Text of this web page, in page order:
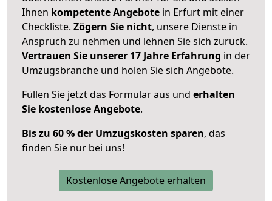
Ihnen kompetente Angebote in Erfurt mit einer
Checkliste. Zögern Sie nicht, unsere Dienste in
Anspruch zu nehmen und lehnen Sie sich zurück.
Vertrauen Sie unserer 17 Jahre Erfahrung in der
Umzugsbranche und holen Sie sich Angebote.
Füllen Sie jetzt das Formular aus und erhalten
Sie kostenlose Angebote.
Bis zu 60 % der Umzugskosten sparen, das
finden Sie nur bei uns!
Kostenlose Angebote erhalten